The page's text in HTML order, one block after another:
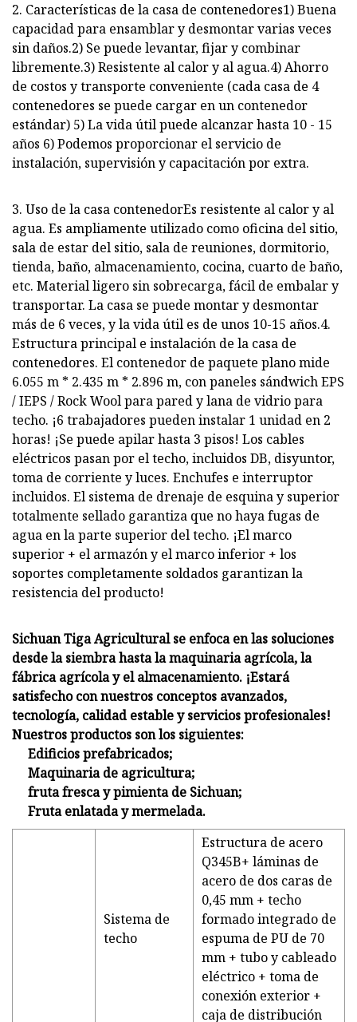
2. Características de la casa de contenedores1) Buena
capacidad para ensamblar y desmontar varias veces
sin daños.2) Se puede levantar, fijar y combinar
libremente.3) Resistente al calor y al agua.4) Ahorro
de costos y transporte conveniente (cada casa de 4
contenedores se puede cargar en un contenedor
estándar) 5) La vida útil puede alcanzar hasta 10 - 15
años 6) Podemos proporcionar el servicio de
instalación, supervisión y capacitación por extra.
3. Uso de la casa contenedorEs resistente al calor y al
agua. Es ampliamente utilizado como oficina del sitio,
sala de estar del sitio, sala de reuniones, dormitorio,
tienda, baño, almacenamiento, cocina, cuarto de baño,
etc. Material ligero sin sobrecarga, fácil de embalar y
transportar. La casa se puede montar y desmontar
más de 6 veces, y la vida útil es de unos 10-15 años.4.
Estructura principal e instalación de la casa de
contenedores. El contenedor de paquete plano mide
6.055 m * 2.435 m * 2.896 m, con paneles sándwich EPS
/ IEPS / Rock Wool para pared y lana de vidrio para
techo. ¡6 trabajadores pueden instalar 1 unidad en 2
horas! ¡Se puede apilar hasta 3 pisos! Los cables
eléctricos pasan por el techo, incluidos DB, disyuntor,
toma de corriente y luces. Enchufes e interruptor
incluidos. El sistema de drenaje de esquina y superior
totalmente sellado garantiza que no haya fugas de
agua en la parte superior del techo. ¡El marco
superior + el armazón y el marco inferior + los
soportes completamente soldados garantizan la
resistencia del producto!
Sichuan Tiga Agricultural se enfoca en las soluciones
desde la siembra hasta la maquinaria agrícola, la
fábrica agrícola y el almacenamiento. ¡Estará
satisfecho con nuestros conceptos avanzados,
tecnología, calidad estable y servicios profesionales!
Nuestros productos son los siguientes:
Edificios prefabricados;
Maquinaria de agricultura;
fruta fresca y pimienta de Sichuan;
Fruta enlatada y mermelada.
Sistema de
techo
Estructura de acero
Q345B+ láminas de
acero de dos caras de
0,45 mm + techo
formado integrado de
espuma de PU de 70
mm + tubo y cableado
eléctrico + toma de
conexión exterior +
caja de distribución